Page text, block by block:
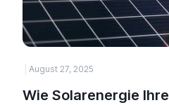
August 27, 2025
Wie Solarenergie Ihre